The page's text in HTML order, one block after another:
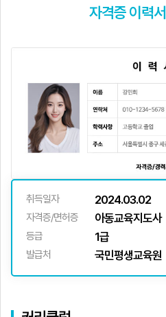
자격증 이력서
취득일자 2024.03.02
자격증/면허증 아동교육지도사
등급 1급
발급처 국민평생교육원